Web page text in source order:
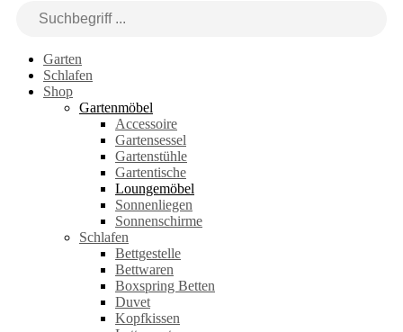
Garten
Schlafen
Shop
Gartenmöbel
Accessoire
Gartensessel
Gartenstühle
Gartentische
Loungemöbel
Sonnenliegen
Sonnenschirme
Schlafen
Bettgestelle
Bettwaren
Boxspring Betten
Duvet
Kopfkissen